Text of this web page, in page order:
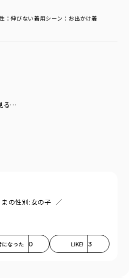
：伸びない着用シーン ：お出かけ着
る…
の性別:女の子
になった 0 LIKE! 3